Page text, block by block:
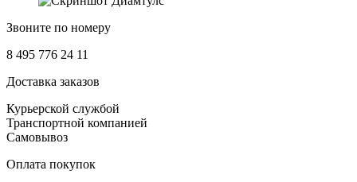
Звоните по номеру
8 495 776 24 11
Доставка заказов
Курьерской службой
Транспортной компанией
Самовывоз
Оплата покупок